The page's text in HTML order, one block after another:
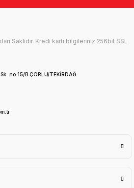
Saklıdır. Kredi kartı bilgileriniz 256bit SSL
no:15/B ÇORLU/TEKİRDAĞ